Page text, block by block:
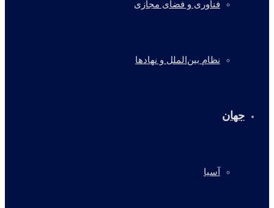
فناوری و فضای مجازی
نظام بین‌الملل و نهادها
جهان
آسیا